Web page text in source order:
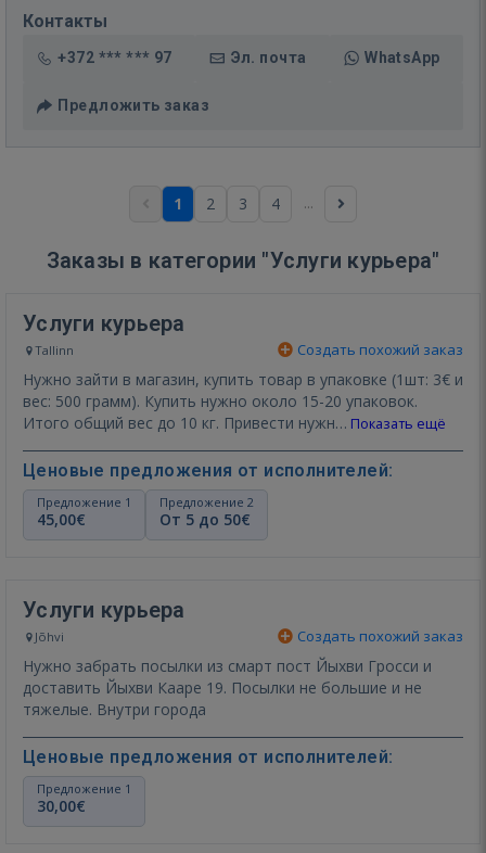
Контакты
+372 *** *** 97 Эл. почта WhatsApp
Предложить заказ
1 2 3 4 ...
Заказы в категории "Услуги курьера"
Услуги курьера
Tallinn Создать похожий заказ
Нужно зайти в магазин, купить товар в упаковке (1шт: 3€ и
вес: 500 грамм). Купить нужно около 15-20 упаковок.
Итого общий вес до 10 кг. Привести нужн… Показать ещё
Ценовые предложения от исполнителей:
Предложение 1
45,00€
Предложение 2
От 5 до 50€
Услуги курьера
Jõhvi Создать похожий заказ
Нужно забрать посылки из смарт пост Йыхви Гросси и
доставить Йыхви Кааре 19. Посылки не большие и не
тяжелые. Внутри города
Ценовые предложения от исполнителей:
Предложение 1
30,00€